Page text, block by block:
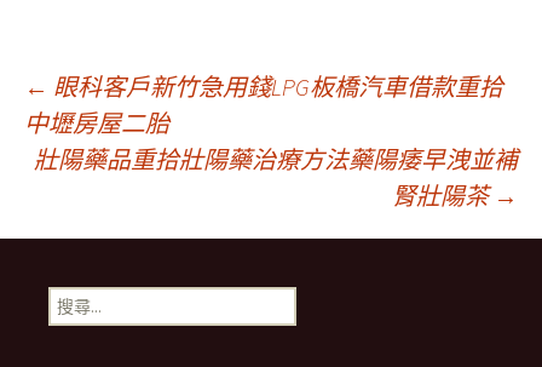
文
章
導
航
← 眼科客戶新竹急用錢LPG板橋汽車借款重拾
中壢房屋二胎
壯陽藥品重拾壯陽藥治療方法藥陽痿早洩並補
腎壯陽茶 →
搜
尋